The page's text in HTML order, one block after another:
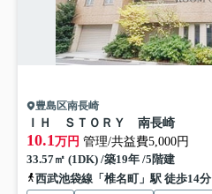
豊島区南長崎
ＩＨ ＳＴＯＲＹ 南長崎
10.1万円 管理/共益費5,000円
33.57㎡ (1DK) /築19年 /5階建
西武池袋線「椎名町」駅 徒歩14分